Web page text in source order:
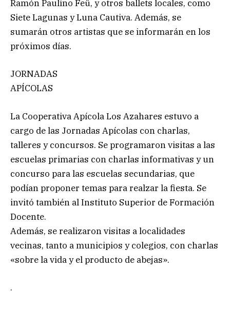
Ramón Paulino Feü, y otros ballets locales, como
Siete Lagunas y Luna Cautiva. Además, se
sumarán otros artistas que se informarán en los
próximos días.
JORNADAS
APÍCOLAS
La Cooperativa Apícola Los Azahares estuvo a
cargo de las Jornadas Apícolas con charlas,
talleres y concursos. Se programaron visitas a las
escuelas primarias con charlas informativas y un
concurso para las escuelas secundarias, que
podían proponer temas para realzar la fiesta. Se
invitó también al Instituto Superior de Formación
Docente.
Además, se realizaron visitas a localidades
vecinas, tanto a municipios y colegios, con charlas
«sobre la vida y el producto de abejas».
.